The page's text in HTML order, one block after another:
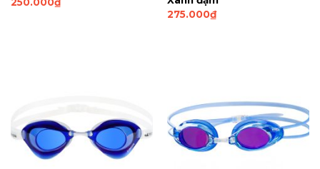
250.000₫
275.000₫